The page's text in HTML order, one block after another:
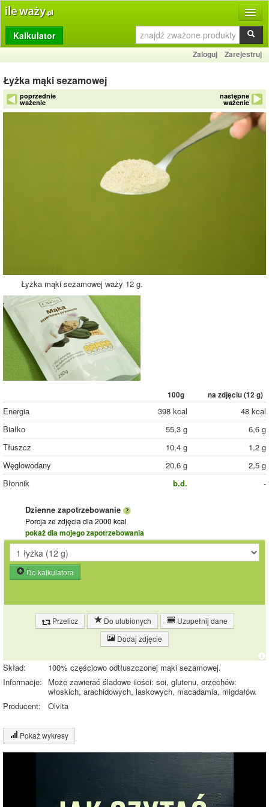
Produkty
Dziennik
Przelicznik
Porównywarka
Kalkulator
Zaloguj Zarejestruj
Łyżka mąki sezamowej
poprzednie
ważenie
następne
ważenie
Łyżka mąki sezamowej waży 12 g.
100g na zdjęciu (12 g)
Energia 398 kcal
48 kcal
Białko
55,3 g
6,6 g
Tłuszcz
10,4 g
1,2 g
Węglowodany
20,6 g
2,5 g
Błonnik
b.d. -
Dzienne zapotrzebowanie
Porcja ze zdjęcia dla 2000 kcal
pokaż dla mojego zapotrzebowania
Do kalkulatora
Przelicz Do ulubionych
Uzupełnij dane
Dodaj zdjęcie
Skład:
100% częściowo odtłuszczonej mąki sezamowej.
Informacje:
Może zawierać śladowe ilości: soi, glutenu, orzechów:
włoskich, arachidowych, laskowych, macadamia, migdałów.
Producent:
Olvita
Pokaż wykresy
Wykres składu produktu
Wykres źródeł energii produktu
Czas potrzebny na spalenie porcji ze zdjęcia
dla osoby o
kg -